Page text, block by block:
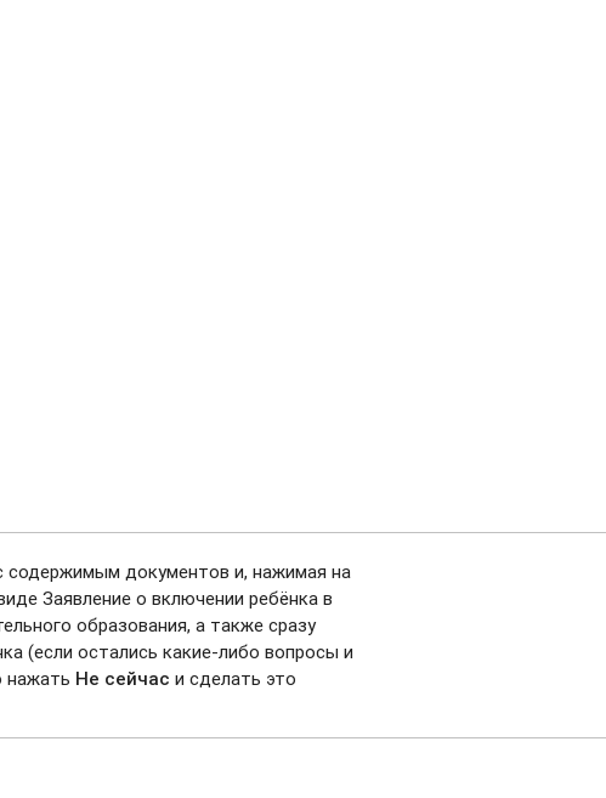
содержимым документов и, нажимая на
Заявление о включении ребёнка в
образования, а также сразу
(если остались какие-либо вопросы и
нажать Не сейчас и сделать это